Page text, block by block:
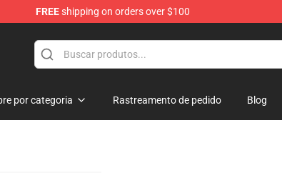
FREEshipping on orders over $100
por categoria Rastreamento de pedido Blog